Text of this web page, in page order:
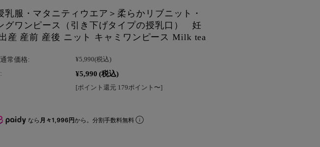
乳服・マタニティウエア＞柔らかリブニット・
グワンピース（引き下げタイプの授乳口） 妊
産 産前 産後 ニット キャミワンピース Milk tea
常価格: ¥5,990(税込)
¥5,990 (税込)
[ポイント還元 179ポイント〜]
なら 月々1,996円から。分割手数料無料